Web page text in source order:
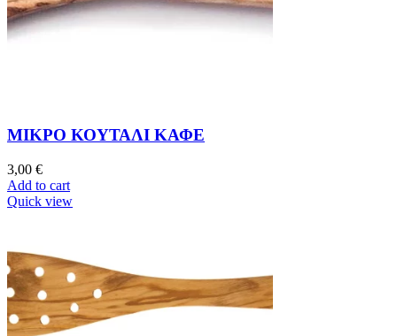
ΜΙΚΡΟ ΚΟΥΤΑΛΙ ΚΑΦΕ
3,00 €
Add to cart
Quick view